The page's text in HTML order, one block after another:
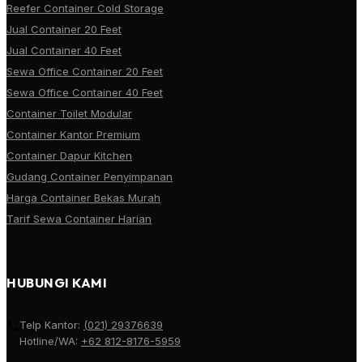
Reefer Container Cold Storage
Jual Container 20 Feet
Jual Container 40 Feet
Sewa Office Container 20 Feet
Sewa Office Container 40 Feet
Container Toilet Modular
Container Kantor Premium
Container Dapur Kitchen
Gudang Container Penyimpanan
Harga Container Bekas Murah
Tarif Sewa Container Harian
HUBUNGI KAMI
Telp Kantor: (021) 29376639
Hotline/WA: +62 812-8176-5959